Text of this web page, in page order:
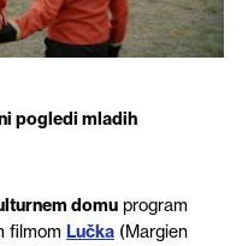
pogledi mladih
domu program
filmom Lučka (Margien